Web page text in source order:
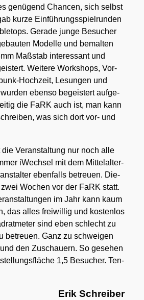
genü­gend Chan­cen, sich selbst
kur­ze Ein­füh­rungs­spiel­run­den
Gera­de jun­ge Besu­cher
Model­le und bemal­ten
Maß­stab inter­es­sant und
Wei­te­re Work­shops, Vor­
Hoch­zeit, Lesun­gen und
eben­so begeis­tert auf­ge­
die FaRK auch ist, man kann
was sich dort vor- und
Ver­an­stal­tung nur noch alle
iWech­sel mit dem Mit­tel­al­ter­
eben­falls betreu­en. Die­
Wochen vor der FaRK statt.
im Jahr kann kaum
das alles frei­wil­lig und kos­ten­los
sind eben schlecht zu
betreu­en. Ganz zu schwei­gen
den Zuschau­ern. So gese­hen
1,5 Besu­cher. Ten­
Erik Schrei­ber